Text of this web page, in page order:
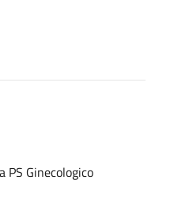
PS Ginecologico